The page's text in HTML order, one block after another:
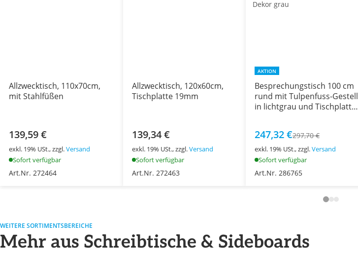
Allzwecktisch, 110x70cm,
mit Stahlfüßen
139,59 €
exkl. 19% USt., zzgl.Versand
Sofort verfügbar
Art.Nr. 272464
Allzwecktisch, 120x60cm,
Tischplatte 19mm
139,34 €
exkl. 19% USt., zzgl.Versand
Sofort verfügbar
Art.Nr. 272463
AKTION
Besprechungstisch 100 cm
rund mit Tulpenfuss-Gestell
in lichtgrau und Tischplatte
247,32 €297,70 €
exkl. 19% USt., zzgl.Versand
Sofort verfügbar
Art.Nr. 286765
WEITERE SORTIMENTSBEREICHE
Mehr aus Schreibtische & Sideboards